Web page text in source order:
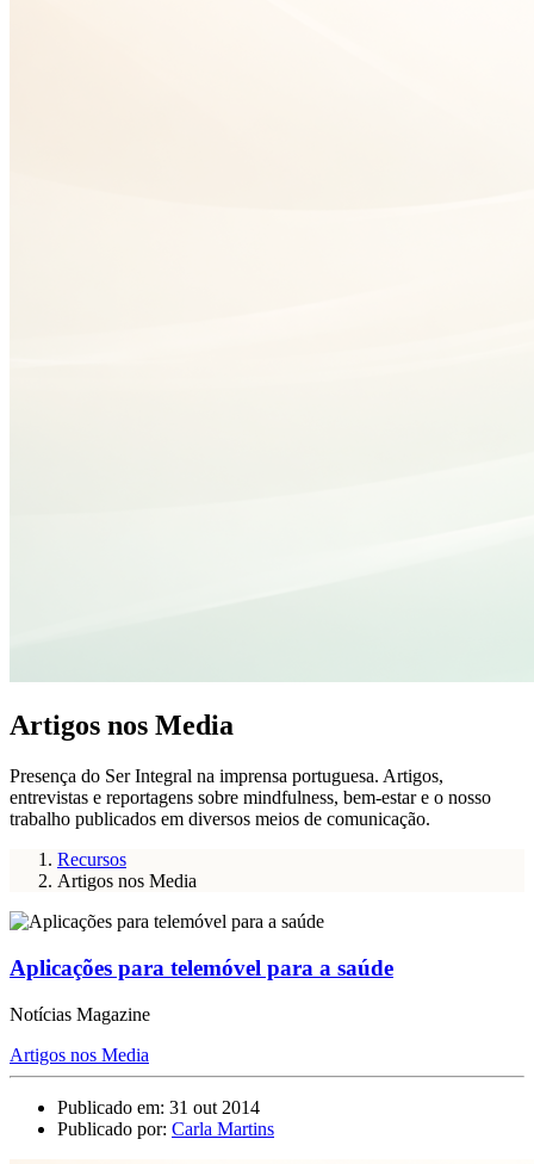
Artigos nos Media
Presença do Ser Integral na imprensa portuguesa. Artigos,
entrevistas e reportagens sobre mindfulness, bem-estar e o nosso
trabalho publicados em diversos meios de comunicação.
Recursos
Artigos nos Media
Aplicações para telemóvel para a saúde
Notícias Magazine
Artigos nos Media
Publicado em: 31 out 2014
Publicado por: Carla Martins